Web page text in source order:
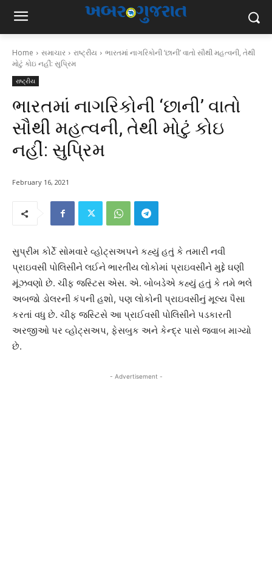
Home સમાચાર રાષ્ટ્રીય
ભારતમાં નાગરિકોની ‘છાની’ વાતો સૌથી મહત્વની, તેથી
મોટું કોઇ નહીં: સુપ્રિમ
રાષ્ટ્રીય
ભારતમાં નાગરિકોની ‘છાની’ વાતો
સૌથી મહત્વની, તેથી મોટું કોઇ
નહીં: સુપ્રિમ
February 16, 2021
સુપ્રીમ કોર્ટે સોમવારે વ્હોટ્સઅપને કહ્યું હતું કે તમારી નવી
પ્રાઇવસી પોલિસીને લઈને ભારતીય લોકોમાં પ્રાઇવસીને મુદ્દે ઘણી
મૂંઝવણો છે. ચીફ જસ્ટિસ એસ. એ. બોબડેએ કહ્યું હતું કે તમે ભલે
અબજો ડોલરની કંપની હશો, પણ લોકોની પ્રાઇવસીનું મૂલ્ય પૈસા
કરતાં વધુ છે. ચીફ જસ્ટિસે આ પ્રાઈવસી પોલિસીને પડકારતી
અરજીઓ પર વ્હોટ્સઅપ, ફેસબુક અને કેન્દ્ર પાસે જવાબ માગ્યો
છે.
- Advertisement -